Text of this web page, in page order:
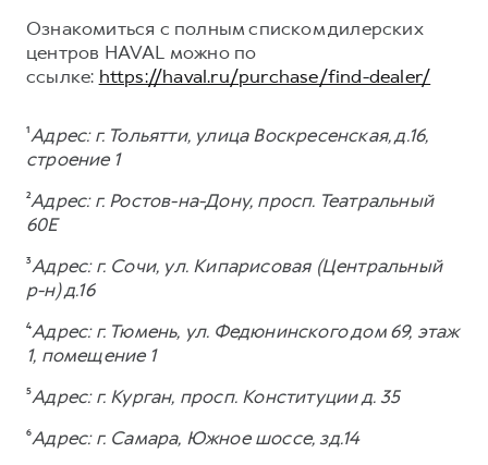
Ознакомиться с полным списком дилерских
центров HAVAL можно по
ссылке: https://haval.ru/purchase/find-dealer/
¹Адрес: г. Тольятти, улица Воскресенская, д.16,
строение 1
²Адрес: г. Ростов-на-Дону, просп. Театральный
60Е
³Адрес: г. Сочи, ул. Кипарисовая (Центральный
р-н) д.16
⁴Адрес: г. Тюмень, ул. Федюнинского дом 69, этаж
1, помещение 1
⁵Адрес: г. Курган, просп. Конституции д. 35
⁶Адрес: г. Самара, Южное шоссе, зд.14